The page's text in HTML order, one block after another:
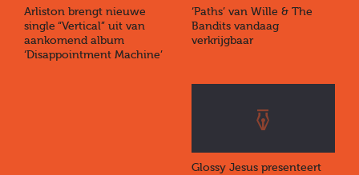
Arliston brengt nieuwe
single “Vertical” uit van
aankomend album
‘Disappointment Machine’
‘Paths’ van Wille & The
Bandits vandaag
verkrijgbaar
Glossy Jesus presenteert